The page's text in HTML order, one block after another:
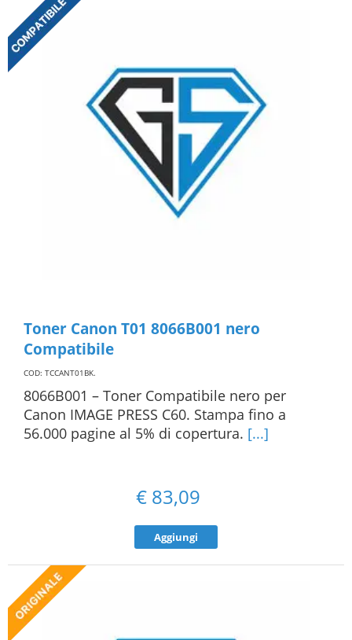
Toner Canon T01 8066B001 nero
Compatibile
COD: TCCANT01BK.
8066B001 – Toner Compatibile nero per
Canon IMAGE PRESS C60. Stampa fino a
56.000 pagine al 5% di copertura. [...]
€ 83,09
Aggiungi